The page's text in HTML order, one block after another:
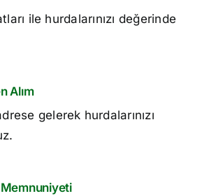
ile hurdalarınızı değerinde
Alım
gelerek hurdalarınızı